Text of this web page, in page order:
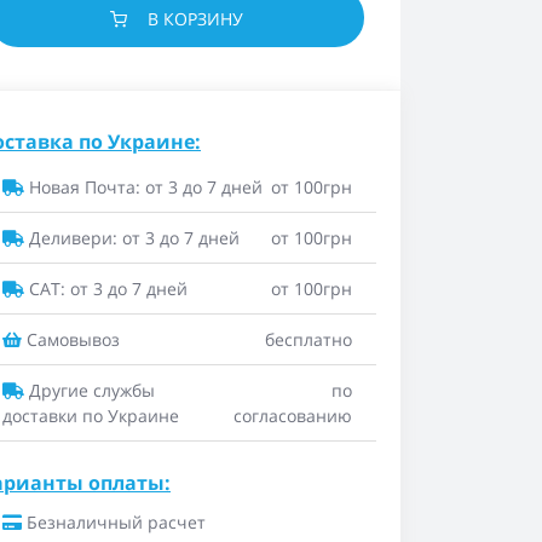
В КОРЗИНУ
по Украине:
Новая Почта: от 3 до 7 дней от 100грн
Деливери: от 3 до 7 дней от 100грн
САТ: от 3 до 7 дней от 100грн
Самовывоз бесплатно
Другие службы
доставки по Украине
по
согласованию
оплаты:
Безналичный расчет